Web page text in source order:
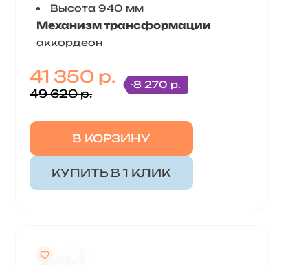
Высота 940 мм
Механизм трансформации
аккордеон
41 350 р.
49 620 р.
-8 270 р.
В КОРЗИНУ
КУПИТЬ В 1 КЛИК